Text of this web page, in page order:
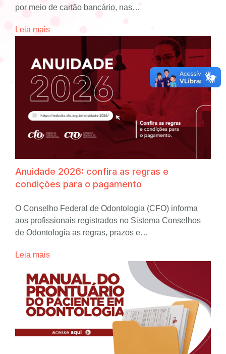
por meio de cartão bancário, nas…
Leia mais
Anuidade 2026: confira as regras e
condições para o pagamento
O Conselho Federal de Odontologia (CFO) informa
aos profissionais registrados no Sistema Conselhos
de Odontologia as regras, prazos e…
Leia mais